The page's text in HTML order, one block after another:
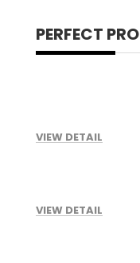
PERFECT
VIEW DETAIL
VIEW DETAIL